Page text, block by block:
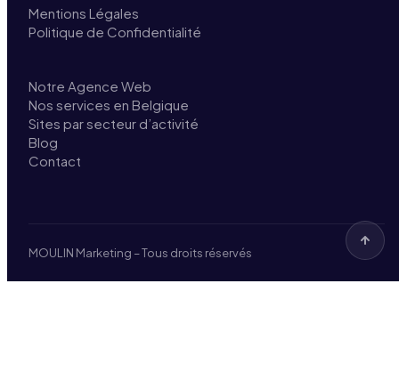
Mentions Légales
Politique de Confidentialité
Notre Agence Web
Nos services en Belgique
Sites par secteur d’activité
Blog
Contact
MOULIN Marketing – Tous droits réservés